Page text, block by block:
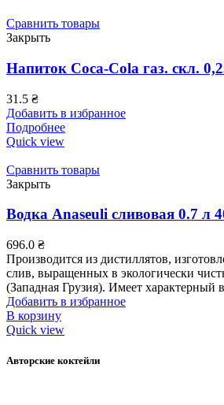
Сравнить товары
Закрыть
Напиток Coca-Cola газ. скл.
31.5 ₴
Добавить в избранное
Подробнее
Quick view
Сравнить товары
Закрыть
Водка Anaseuli сливовая 0.7 л
696.0 ₴
Производится из дистиллятов,
слив, выращенных в экологически
(Западная Грузия). Имеет характерный
Добавить в избранное
В корзину
Quick view
Авторские коктейли